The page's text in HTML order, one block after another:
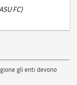
FC)
gli enti devono